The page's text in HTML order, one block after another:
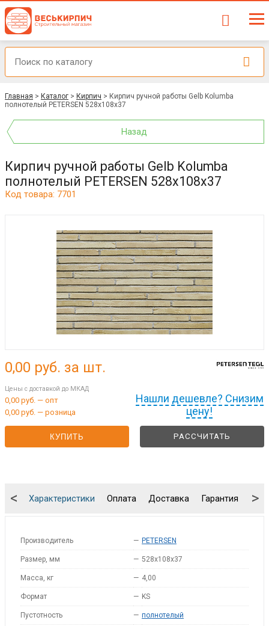
Главная > Каталог > Кирпич > Кирпич ручной работы Gelb Kolumba
полнотелый PETERSEN 528x108x37
Назад
Кирпич ручной работы Gelb Kolumba
полнотелый PETERSEN 528x108x37
Код товара: 7701
Нашли дешевле? Снизим
цену!
0,00 руб. за шт.
Цены с доставкой до МКАД
0,00 руб. — опт
0,00 руб. — розница
КУПИТЬ РАССЧИТАТЬ
Характеристики Оплата Доставка Гарантия
< >
Производитель — PETERSEN
Размер, мм — 528x108x37
Масса, кг — 4,00
Формат — KS
Пустотность — полнотелый